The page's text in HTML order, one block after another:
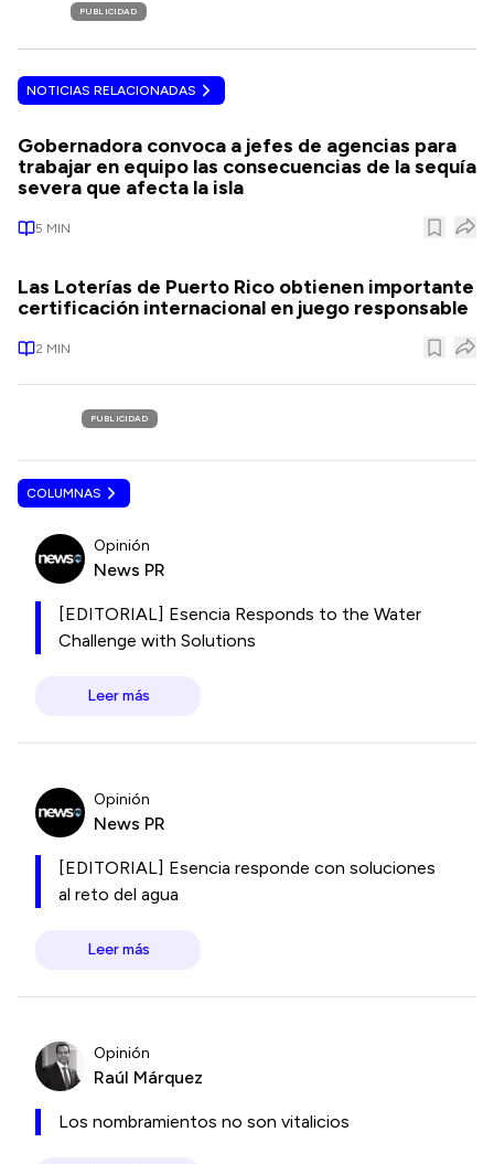
PUBLICIDAD
NOTICIAS RELACIONADAS
Gobernadora convoca a jefes de agencias para
trabajar en equipo las consecuencias de la sequía
severa que afecta la isla
5 MIN
Las Loterías de Puerto Rico obtienen importante
certificación internacional en juego responsable
2 MIN
PUBLICIDAD
COLUMNAS
Opinión
News PR
[EDITORIAL] Esencia Responds to the Water
Challenge with Solutions
Leer más
Opinión
News PR
[EDITORIAL] Esencia responde con soluciones
al reto del agua
Leer más
Opinión
Raúl Márquez
Los nombramientos no son vitalicios